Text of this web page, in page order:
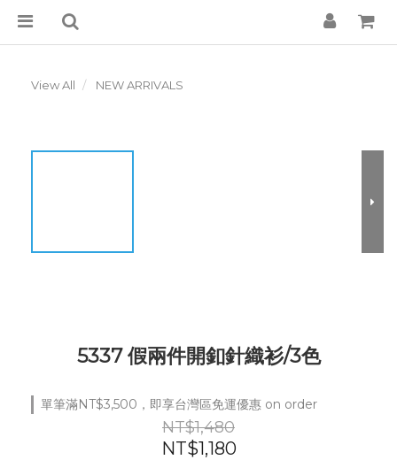
View All NEW ARRIVALS
5337 假兩件開釦針織衫/3色
單筆滿NT$3,500，即享台灣區免運優惠 on order
NT$1,480
NT$1,180